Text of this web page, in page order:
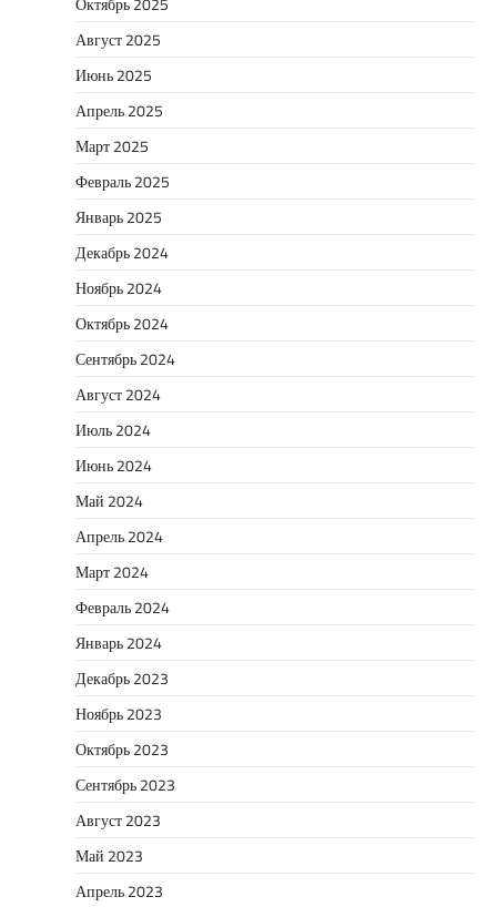
Август 2025
Июнь 2025
Апрель 2025
Март 2025
Февраль 2025
Январь 2025
Декабрь 2024
Ноябрь 2024
Октябрь 2024
Сентябрь 2024
Август 2024
Июль 2024
Июнь 2024
Май 2024
Апрель 2024
Март 2024
Февраль 2024
Январь 2024
Декабрь 2023
Ноябрь 2023
Октябрь 2023
Сентябрь 2023
Август 2023
Май 2023
Апрель 2023